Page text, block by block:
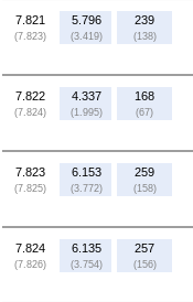
7.821
(7.823)
5.796
(3.419)
239
(138)
7.822
(7.824)
4.337
(1.995)
168
(67)
7.823
(7.825)
6.153
(3.772)
259
(158)
7.824
(7.826)
6.135
(3.754)
257
(156)